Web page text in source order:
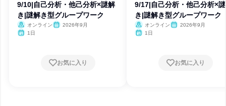
9/10|自己分析・他己分析×謎解
き|謎解き型グループワーク
オンライン
2026年9月
1日
お気に入り
9/17|自己分析・他己分析×
き|謎解き型グループワーク
オンライン
2026年9月
1日
お気に入り